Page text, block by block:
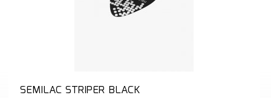
SEMILAC STRIPER BLACK